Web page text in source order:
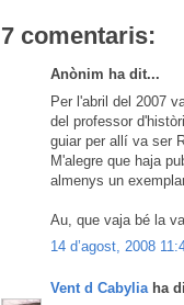
7 comentaris:
Anònim ha dit...
Per l'abril del 2007
del professor
guiar per allí va ser
M'alegre que haja
almenys un
Au, que vaja bé la
14 d’agost, 2008
Vent d Cabylia ha